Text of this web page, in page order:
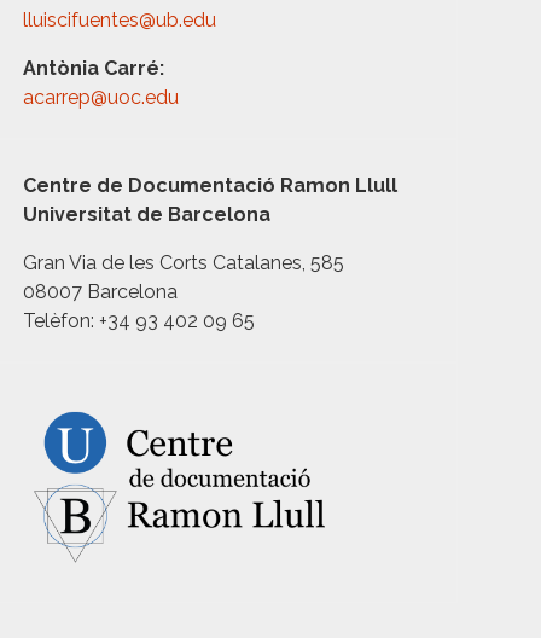
lluiscifuentes@ub.edu
Antònia Carré:
acarrep@uoc.edu
Centre de Documentació Ramon Llull
Universitat de Barcelona
Gran Via de les Corts Catalanes, 585
08007 Barcelona
Telèfon: +34 93 402 09 65